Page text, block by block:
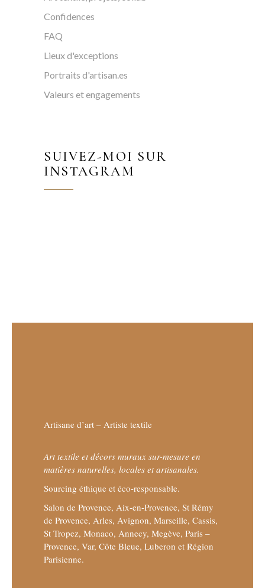
Confidences
FAQ
Lieux d'exceptions
Portraits d'artisan.es
Valeurs et engagements
SUIVEZ-MOI SUR
INSTAGRAM
Artisane d’art – Artiste textile
Art textile et décors muraux sur-mesure en
matières naturelles, locales et artisanales.
Sourcing éthique et éco-responsable.
Salon de Provence, Aix-en-Provence, St Rémy
de Provence, Arles, Avignon, Marseille, Cassis,
St Tropez, Monaco, Annecy, Megève, Paris –
Provence, Var, Côte Bleue, Luberon et Région
Parisienne.